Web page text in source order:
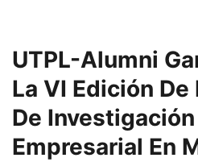
UTPL-Alumni
La VI Edición
De
Empresarial En